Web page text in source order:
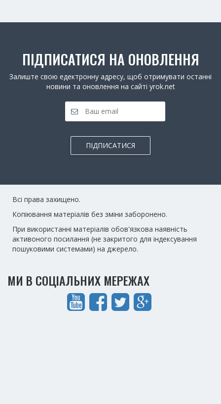
ПІДПИСАТИСЯ НА ОНОВЛЕННЯ
Залиште свою едектронну адресу, щоб отримувати останні
новини та оновлення на сайті yrok.net
ПІДПИСАТИСЯ
Всі права захищено.
Копіювання матеріалів без зміни заборонено.
При використанні матеріалів обов'язкова наявність
активоного посилання (не закритого для індексування
пошуковими системами) на джерело.
МИ В СОЦІАЛЬНИХ МЕРЕЖАХ